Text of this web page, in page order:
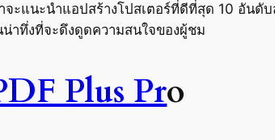
ะแนะนำแอปสร้างโปสเตอร์ที่ดีที่สุด 10 อันดั
าทึ่งที่จะดึงดูดความสนใจของผู้ชม
Plus Pro